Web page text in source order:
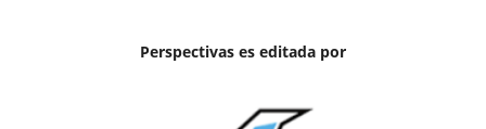
Perspectivas es editada por